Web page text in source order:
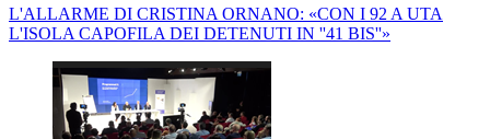
L'ALLARME DI CRISTINA ORNANO: «CON I 92 A UTA
L'ISOLA CAPOFILA DEI DETENUTI IN ''41 BIS''»